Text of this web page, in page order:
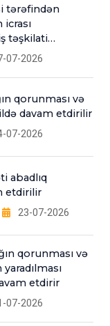
tərəfindən
icrası
təşkilati
07-2026
qorunması və
davam etdirilir
07-2026
abadlıq
etdirilir
23-07-2026
qorunması və
yaradılması
etdirir
07-2026